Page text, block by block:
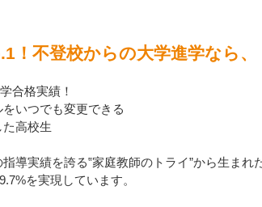
！不登校からの大学進学なら、
合格実績！
いつでも変更できる
高校生
導実績を誇る‟家庭教師のトライ”から生ま
を実現しています。